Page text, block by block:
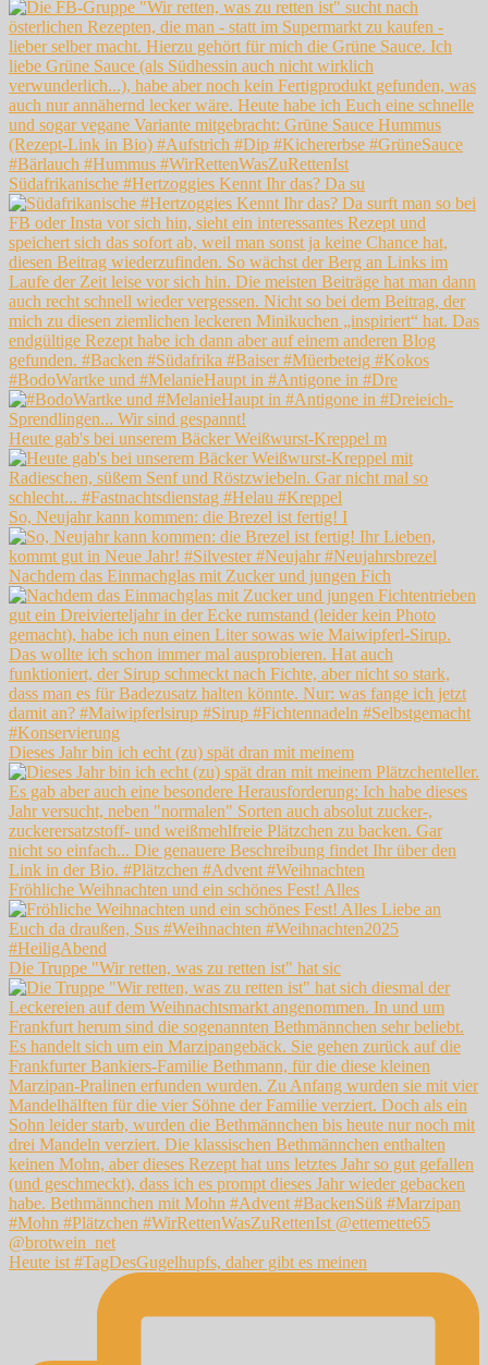
Südafrikanische #Hertzoggies Kennt Ihr das? Da su
#BodoWartke und #MelanieHaupt in #Antigone in #Dre
Heute gab's bei unserem Bäcker Weißwurst-Kreppel m
So, Neujahr kann kommen: die Brezel ist fertig! I
Nachdem das Einmachglas mit Zucker und jungen Fich
Dieses Jahr bin ich echt (zu) spät dran mit meinem
Fröhliche Weihnachten und ein schönes Fest! Alles
Die Truppe "Wir retten, was zu retten ist" hat sic
Heute ist #TagDesGugelhupfs, daher gibt es meinen